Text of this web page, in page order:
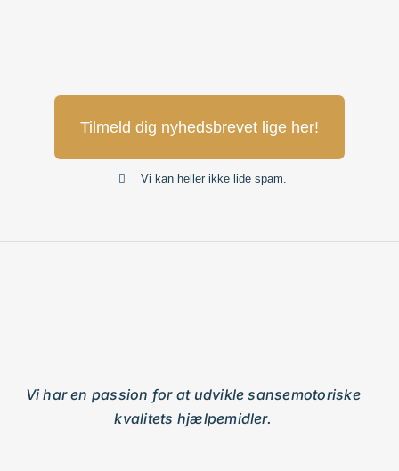
Tilmeld dig nyhedsbrevet lige her!
Vi kan heller ikke lide spam.
Vi har en passion for at udvikle sansemotoriske
kvalitets hjælpemidler.